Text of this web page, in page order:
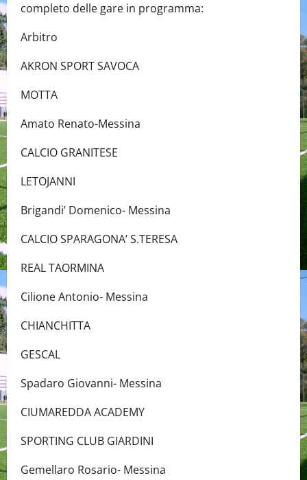
completo delle gare in programma:
Arbitro
AKRON SPORT SAVOCA
MOTTA
Amato Renato-Messina
CALCIO GRANITESE
LETOJANNI
Brigandi’ Domenico- Messina
CALCIO SPARAGONA’ S.TERESA
REAL TAORMINA
Cilione Antonio- Messina
CHIANCHITTA
GESCAL
Spadaro Giovanni- Messina
CIUMAREDDA ACADEMY
SPORTING CLUB GIARDINI
Gemellaro Rosario- Messina